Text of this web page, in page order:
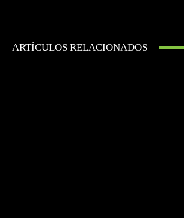
ARTÍCULOS RELACIONADOS